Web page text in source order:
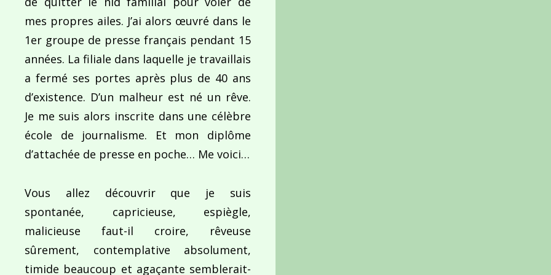
mes propres ailes. J’ai alors œuvré dans le
1er groupe de presse français pendant 15
années. La filiale dans laquelle je travaillais
a fermé ses portes après plus de 40 ans
d’existence. D’un malheur est né un rêve.
Je me suis alors inscrite dans une célèbre
école de journalisme. Et mon diplôme
d’attachée de presse en poche… Me voici…
Vous allez découvrir que je suis
spontanée, capricieuse, espiègle,
malicieuse faut-il croire, rêveuse
sûrement, contemplative absolument,
timide beaucoup et agaçante semblerait-